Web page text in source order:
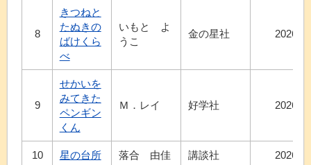
8
きつねと
たぬきの
ばけくら
べ
いもと よ
うこ
金の星社 2026.7
9
せかいを
みてきた
ペンギン
くん
Ｍ．レイ 好学社 2026.7
10 星の台所 落合 由佳 講談社 2026.7